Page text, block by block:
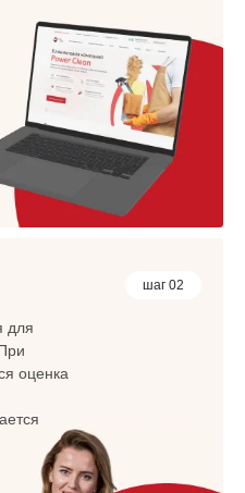
шаг 02
для
оценка